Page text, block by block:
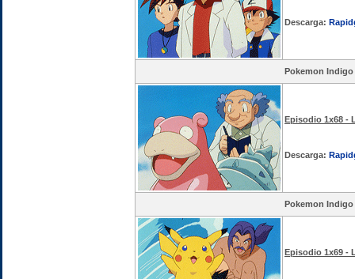
Descarga:
Pokemon Indigo
Episodio 1x68 -
Descarga:
Pokemon Indigo
Episodio 1x69 -